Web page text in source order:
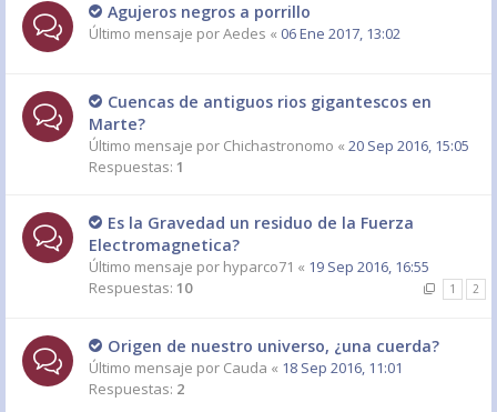
Agujeros negros a porrillo
Último mensaje porAedes « 06 Ene 2017, 13:02
Cuencas de antiguos rios gigantescos en
Marte?
Último mensaje por Chichastronomo « 20 Sep 2016, 15:05
Respuestas: 1
Es la Gravedad un residuo de la Fuerza
Electromagnetica?
Último mensaje por hyparco71 « 19 Sep 2016, 16:55
Respuestas: 10 1 2
Origen de nuestro universo, ¿una cuerda?
Último mensaje por Cauda « 18 Sep 2016, 11:01
Respuestas: 2